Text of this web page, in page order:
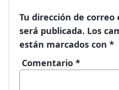
Tu dirección de
será publicada. Los
están marcados con *
Comentario *